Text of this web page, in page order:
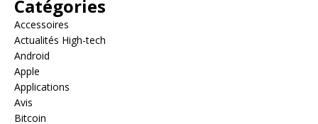
Catégories
Accessoires
Actualités High-tech
Android
Apple
Applications
Avis
Bitcoin